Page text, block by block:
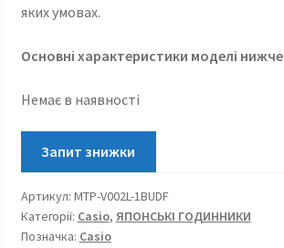
яких умовах.
Основні характеристики моделі нижче
Немає в наявності
Артикул: MTP-V002L-1BUDF
Категорії: Casio, ЯПОНСЬКІ ГОДИННИКИ
Позначка: Casio